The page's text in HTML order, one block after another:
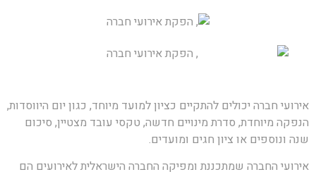
אירועי חברה יכולים להתקיים כציון למועד מיוחד, כגון יום היווסדות,
הנפקה מיוחדת, סדרת מינויים חדשה, טקסי עובד מצטיין, סיכום
שנה ונוספים או ציון חגים ומועדים.
אירועי החברה שמתכננת ומפיקה החברה הישראלית לאירועים הם